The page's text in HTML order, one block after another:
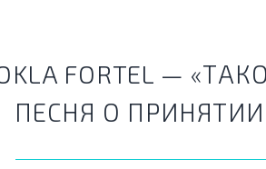
FORTEL —
ПЕСНЯ О